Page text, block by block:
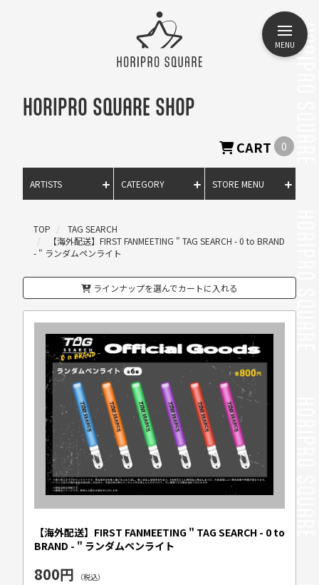
MENU
HORIPRO SQUARE SHOP
CART 0
ARTISTS CATEGORY STORE MENU
TOP
TAG SEARCH
【海外配送】FIRST FANMEETING " TAG SEARCH - 0 to BRAND
- " ランダムペンライト
ラインナップを選んでカートに入れる
【海外配送】FIRST FANMEETING " TAG SEARCH - 0 to
BRAND - " ランダムペンライト
800円 （税込）